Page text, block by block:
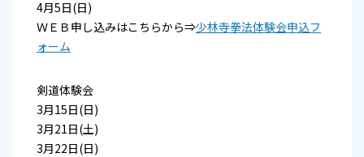
4月5日(日)
ＷＥＢ申し込みはこちらから⇒少林寺拳法体験会申込フ
ォーム
剣道体験会
3月15日(日)
3月21日(土)
3月22日(日)